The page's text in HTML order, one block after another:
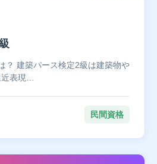
？ 建築パース検定2級は建築物や
表現…
民間資格